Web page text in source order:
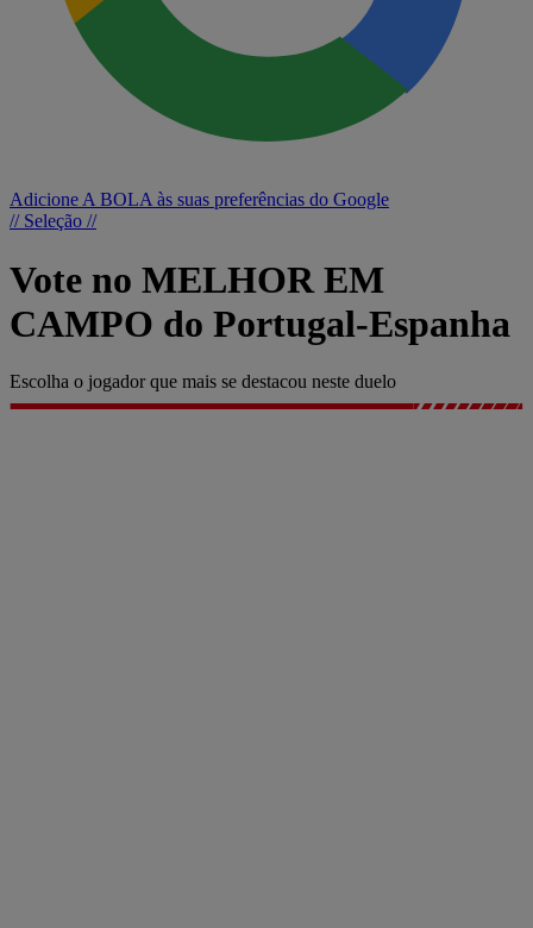
Adicione A BOLA às suas preferências do Google
// Seleção //
Vote no MELHOR EM
CAMPO do Portugal-Espanha
Escolha o jogador que mais se destacou neste duelo